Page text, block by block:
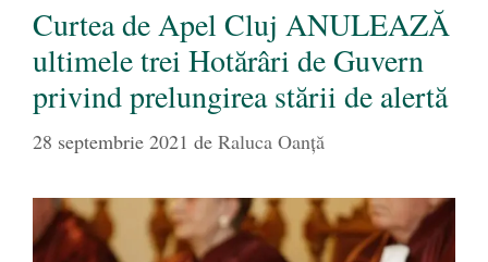
Curtea de Apel Cluj ANULEAZĂ
ultimele trei Hotărâri de Guvern
privind prelungirea stării de alertă
28 septembrie 2021 de Raluca Oanță